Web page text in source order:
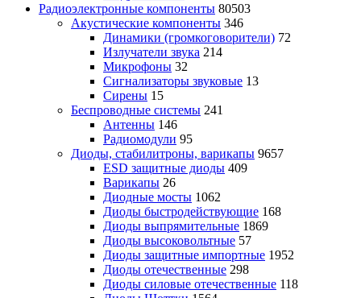
Радиоэлектронные компоненты 80503
Акустические компоненты 346
Динамики (громкоговорители) 72
Излучатели звука 214
Микрофоны 32
Сигнализаторы звуковые 13
Сирены 15
Беспроводные системы 241
Антенны 146
Радиомодули 95
Диоды, стабилитроны, варикапы 9657
ESD защитные диоды 409
Варикапы 26
Диодные мосты 1062
Диоды быстродействующие 168
Диоды выпрямительные 1869
Диоды высоковольтные 57
Диоды защитные импортные 1952
Диоды отечественные 298
Диоды силовые отечественные 118